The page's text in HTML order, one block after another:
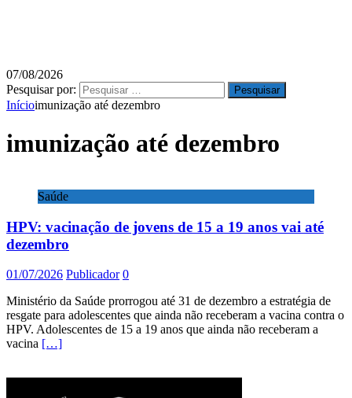
07/08/2026
Pesquisar por:
Inícioimunização até dezembro
imunização até dezembro
Saúde
HPV: vacinação de jovens de 15 a 19 anos vai até
dezembro
01/07/2026 Publicador 0
Ministério da Saúde prorrogou até 31 de dezembro a estratégia de
resgate para adolescentes que ainda não receberam a vacina contra o
HPV. Adolescentes de 15 a 19 anos que ainda não receberam a
vacina […]